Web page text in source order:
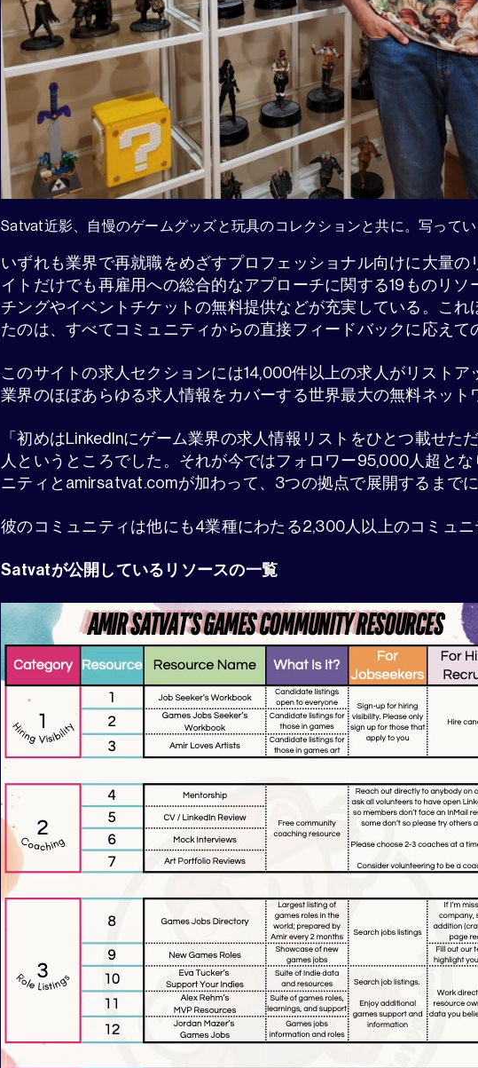
Satvat近影、自慢のゲームグッズと玩具のコレクションと共に。写って
いずれも業界で再就職をめざすプロフェッショナル向けに大量
イトだけでも再雇用への総合的なアプローチに関する19ものリ
チングやイベントチケットの無料提供などが充実している。これ
たのは、すべてコミュニティからの直接フィードバックに応えて
このサイトの求人セクションには14,000件以上の求人がリストア
業界のほぼあらゆる求人情報をカバーする世界最大の無料ネット
「初めはLinkedInにゲーム業界の求人情報リストをひとつ載せた
人というところでした。それが今ではフォロワー95,000人超と
ニティとamirsatvat.comが加わって、3つの拠点で展開するまで
彼のコミュニティは他にも4業種にわたる2,300人以上のコミュニ
Satvatが公開しているリソースの一覧